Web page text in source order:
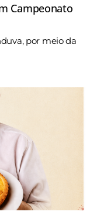
Campeonato
por meio da